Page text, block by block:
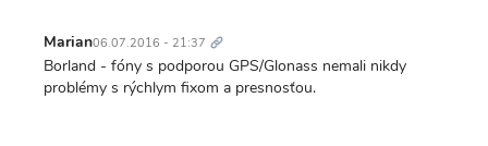
Marian06.07.2016 - 21:37 odkaz
Borland - fóny s podporou GPS/Glonass nemali nikdy
problémy s rýchlym fixom a presnosťou.